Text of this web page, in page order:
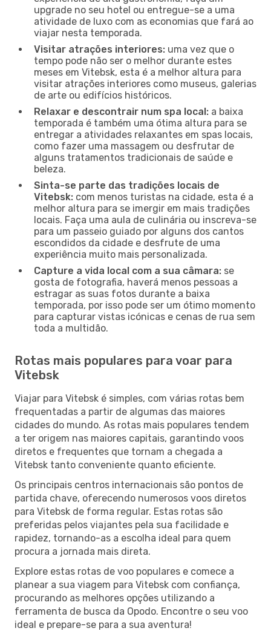
upgrade no seu hotel ou entregue-se a uma
atividade de luxo com as economias que fará ao
viajar nesta temporada.
Visitar atrações interiores: uma vez que o
tempo pode não ser o melhor durante estes
meses em Vitebsk, esta é a melhor altura para
visitar atrações interiores como museus, galerias
de arte ou edifícios históricos.
Relaxar e descontrair num spa local: a baixa
temporada é também uma ótima altura para se
entregar a atividades relaxantes em spas locais,
como fazer uma massagem ou desfrutar de
alguns tratamentos tradicionais de saúde e
beleza.
Sinta-se parte das tradições locais de
Vitebsk: com menos turistas na cidade, esta é a
melhor altura para se imergir em mais tradições
locais. Faça uma aula de culinária ou inscreva-se
para um passeio guiado por alguns dos cantos
escondidos da cidade e desfrute de uma
experiência muito mais personalizada.
Capture a vida local com a sua câmara: se
gosta de fotografia, haverá menos pessoas a
estragar as suas fotos durante a baixa
temporada, por isso pode ser um ótimo momento
para capturar vistas icónicas e cenas de rua sem
toda a multidão.
Rotas mais populares para voar para
Vitebsk
Viajar para Vitebsk é simples, com várias rotas bem
frequentadas a partir de algumas das maiores
cidades do mundo. As rotas mais populares tendem
a ter origem nas maiores capitais, garantindo voos
diretos e frequentes que tornam a chegada a
Vitebsk tanto conveniente quanto eficiente.
Os principais centros internacionais são pontos de
partida chave, oferecendo numerosos voos diretos
para Vitebsk de forma regular. Estas rotas são
preferidas pelos viajantes pela sua facilidade e
rapidez, tornando-as a escolha ideal para quem
procura a jornada mais direta.
Explore estas rotas de voo populares e comece a
planear a sua viagem para Vitebsk com confiança,
procurando as melhores opções utilizando a
ferramenta de busca da Opodo. Encontre o seu voo
ideal e prepare-se para a sua aventura!